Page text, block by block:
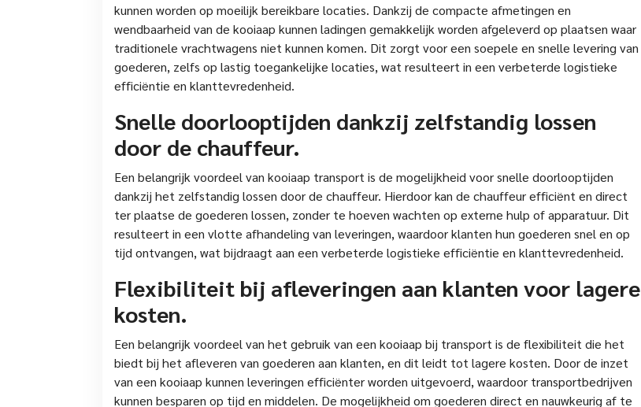
kunnen worden op moeilijk bereikbare locaties. Dankzij de compacte afmetingen en
wendbaarheid van de kooiaap kunnen ladingen gemakkelijk worden afgeleverd op plaatsen waar
traditionele vrachtwagens niet kunnen komen. Dit zorgt voor een soepele en snelle levering van
goederen, zelfs op lastig toegankelijke locaties, wat resulteert in een verbeterde logistieke
efficiëntie en klanttevredenheid.
Snelle doorlooptijden dankzij zelfstandig lossen
door de chauffeur.
Een belangrijk voordeel van kooiaap transport is de mogelijkheid voor snelle doorlooptijden
dankzij het zelfstandig lossen door de chauffeur. Hierdoor kan de chauffeur efficiënt en direct
ter plaatse de goederen lossen, zonder te hoeven wachten op externe hulp of apparatuur. Dit
resulteert in een vlotte afhandeling van leveringen, waardoor klanten hun goederen snel en op
tijd ontvangen, wat bijdraagt aan een verbeterde logistieke efficiëntie en klanttevredenheid.
Flexibiliteit bij afleveringen aan klanten voor lagere
kosten.
Een belangrijk voordeel van het gebruik van een kooiaap bij transport is de flexibiliteit die het
biedt bij het afleveren van goederen aan klanten, en dit leidt tot lagere kosten. Door de inzet
van een kooiaap kunnen leveringen efficiënter worden uitgevoerd, waardoor transportbedrijven
kunnen besparen op tijd en middelen. De mogelijkheid om goederen direct en nauwkeurig af te